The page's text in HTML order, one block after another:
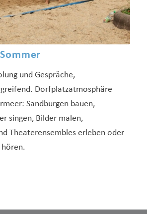
und Gespräche,
Dorfplatzatmosphäre
Sandburgen bauen,
singen, Bilder malen,
Theaterensembles erleben oder
hören.